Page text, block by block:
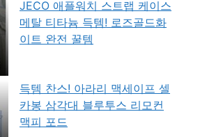
JECO 애플워치 스트랩 케이스
메탈 티타늄 득템! 로즈골드화
이트 완전 꿀템
득템 찬스! 아라리 맥세이프 셀
카봉 삼각대 블루투스 리모컨
맥피 포드